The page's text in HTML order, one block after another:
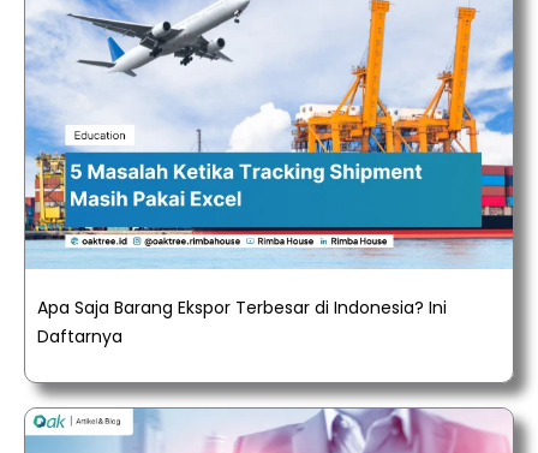
Apa Saja Barang Ekspor Terbesar di Indonesia? Ini
Daftarnya